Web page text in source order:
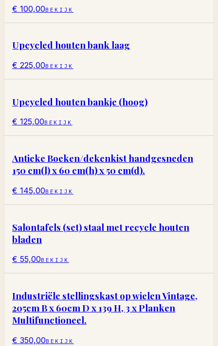
€ 100,00BEKIJK
Upcycled houten bank laag
€ 225,00BEKIJK
Upcycled houten bankje (hoog)
€ 125,00BEKIJK
Antieke Boeken/dekenkist handgesneden
150 cm(l) x 60 cm(h) x 50 cm(d).
€ 145,00BEKIJK
Salontafels (set) staal met recycle houten
bladen
€ 55,00BEKIJK
Industriële stellingskast op wielen Vintage,
205cm B x 60cm D x 139 H, 3 x Planken
Multifunctioneel.
€ 350,00BEKIJK